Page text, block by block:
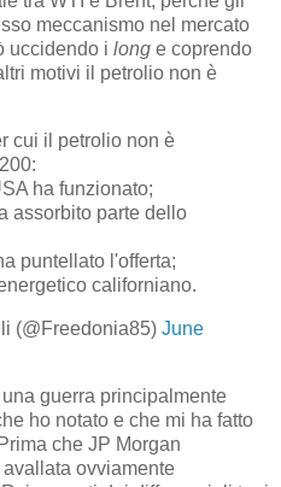
meccanismo nel mercato
uccidendo i long e coprendo
motivi il petrolio non è
cui il petrolio non è
ha funzionato;
assorbito parte dello
puntellato l'offerta;
californiano.
(@Freedonia85) June
guerra principalmente
ho notato e che mi ha fatto
che JP Morgan
ovviamente